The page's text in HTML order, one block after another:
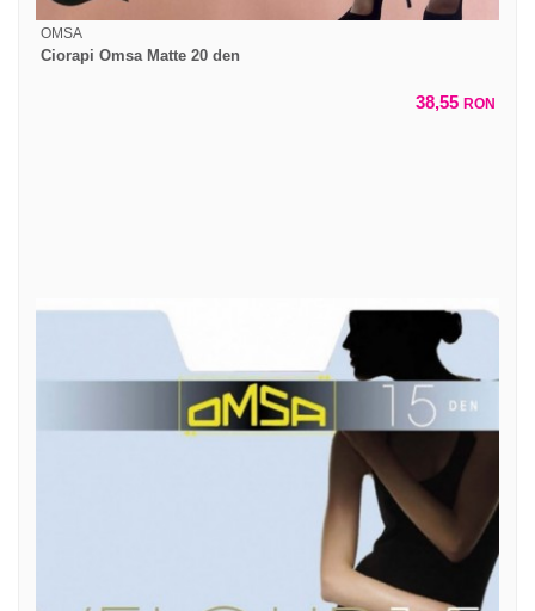
OMSA
Ciorapi Omsa Matte 20 den
38,55 RON